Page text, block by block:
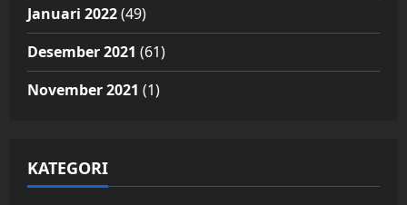
Januari 2022(49)
Desember 2021 (61)
November 2021 (1)
KATEGORI